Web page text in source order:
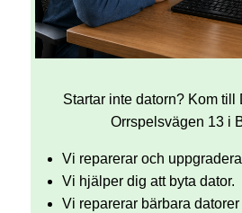
Startar inte datorn? Kom till
Orrspelsvägen 13 i
Vi reparerar och
Vi hjälper dig att byta dator.
Vi reparerar bärbara